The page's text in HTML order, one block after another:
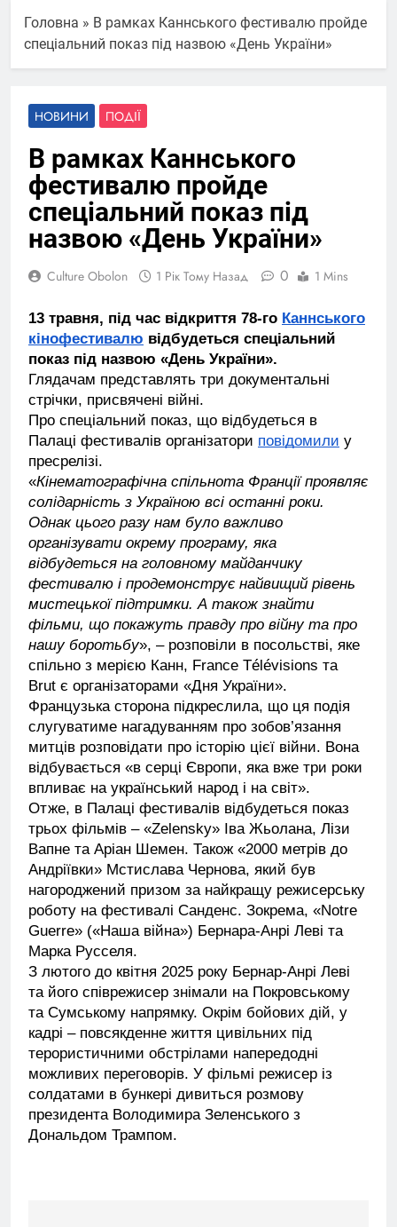
Головна » В рамках Каннського фестивалю пройде
спеціальний показ під назвою «День України»
НОВИНИ ПОДІЇ
В рамках Каннського
фестивалю пройде
спеціальний показ під
назвою «День України»
Culture Obolon 1 Рік Тому Назад 0 1 Mins
13 травня, під час відкриття 78-го Каннського
кінофестивалю відбудеться спеціальний
показ під назвою «День України».
Глядачам представлять три документальні
стрічки, присвячені війні.
Про спеціальний показ, що відбудеться в
Палаці фестивалів організатори повідомили у
пресрелізі.
«Кінематографічна спільнота Франції проявляє
солідарність з Україною всі останні роки.
Однак цього разу нам було важливо
організувати окрему програму, яка
відбудеться на головному майданчику
фестивалю і продемонструє найвищий рівень
мистецької підтримки. А також знайти
фільми, що покажуть правду про війну та про
нашу боротьбу», – розповіли в посольстві, яке
спільно з мерією Канн, France Télévisions та
Brut є організаторами «Дня України».
Французька сторона підкреслила, що ця подія
слугуватиме нагадуванням про зобов’язання
митців розповідати про історію цієї війни. Вона
відбувається «в серці Європи, яка вже три роки
впливає на український народ і на світ».
Отже, в Палаці фестивалів відбудеться показ
трьох фільмів – «Zelensky» Іва Жьолана, Лізи
Вапне та Аріан Шемен. Також «2000 метрів до
Андріївки» Мстислава Чернова, який був
нагороджений призом за найкращу режисерську
роботу на фестивалі Санденс. Зокрема, «Notre
Guerre» («Наша війна») Бернара-Анрі Леві та
Марка Русселя.
З лютого до квітня 2025 року Бернар-Анрі Леві
та його співрежисер знімали на Покровському
та Сумському напрямку. Окрім бойових дій, у
кадрі – повсякденне життя цивільних під
терористичними обстрілами напередодні
можливих переговорів. У фільмі режисер із
солдатами в бункері дивиться розмову
президента Володимира Зеленського з
Дональдом Трампом.